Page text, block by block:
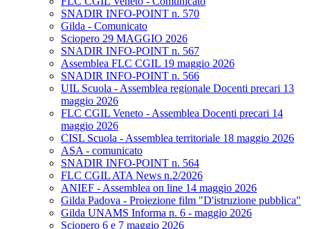
SNADIR INFO-POINT n. 570
Gilda - Comunicato
Sciopero 29 MAGGIO 2026
SNADIR INFO-POINT n. 567
Assemblea FLC CGIL 19 maggio 2026
SNADIR INFO-POINT n. 566
UIL Scuola - Assemblea regionale Docenti precari 13
maggio 2026
FLC CGIL Veneto - Assemblea Docenti precari 14
maggio 2026
CISL Scuola - Assemblea territoriale 18 maggio 2026
ASA - comunicato
SNADIR INFO-POINT n. 564
FLC CGIL ATA News n.2/2026
ANIEF - Assemblea on line 14 maggio 2026
Gilda Padova - Proiezione film "D'istruzione pubblica"
Gilda UNAMS Informa n. 6 - maggio 2026
Sciopero 6 e 7 maggio 2026